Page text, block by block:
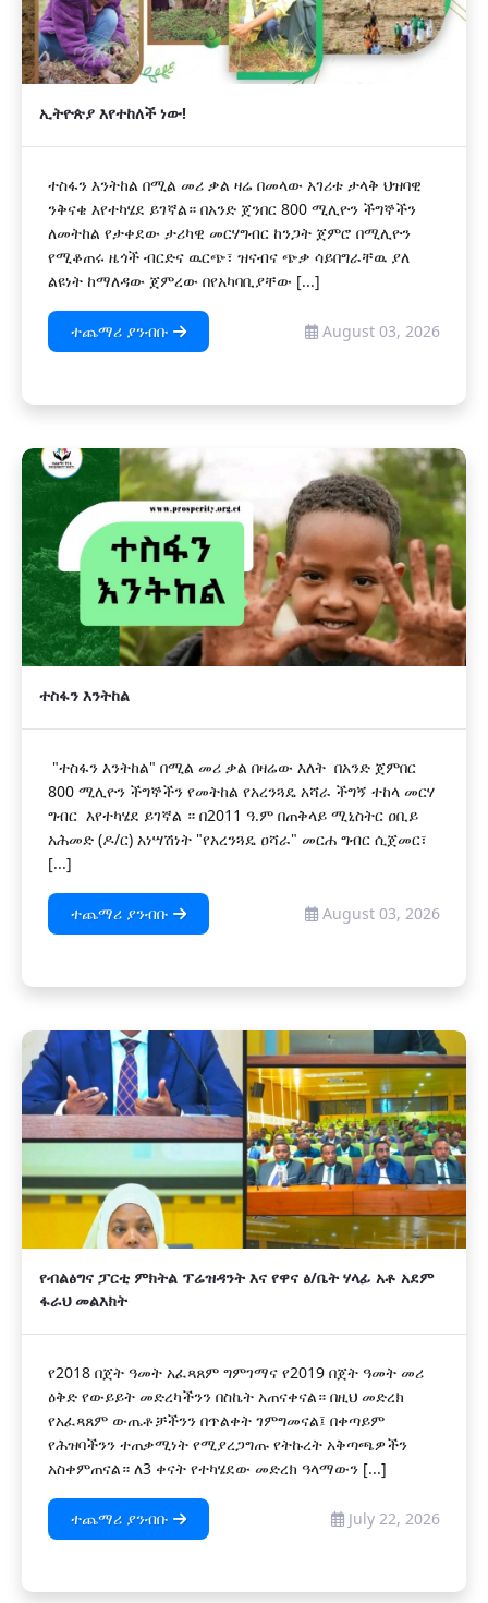
ኢትዮጵያ እየተከለች ነው!
ተስፋን እንትከል በሚል መሪ ቃል ዛሬ በመላው አገሪቱ ታላቅ ህዝባዊ
ንቅናቄ እየተካሄደ ይገኛል። በአንድ ጀንበር 800 ሚሊዮን ችግኞችን
ለመትከል የታቀደው ታሪካዊ መርሃግብር ከንጋት ጀምሮ በሚሊዮን
የሚቆጠሩ ዜጎች ብርድና ዉርጭ፣ ዝናብና ጭቃ ሳይበግራቸዉ ያለ
ልዩነት ከማለዳው ጀምረው በየአካባቢያቸው [...]
ተጨማሪ ያንብቡ August 03, 2026
ተስፋን እንትከል
"ተስፋን እንትከል" በሚል መሪ ቃል በዛሬው እለት በአንድ ጀምበር
800 ሚሊዮን ችግኞችን የመትከል የአረንጓዴ አሻራ ችግኝ ተከላ መርሃ
ግብር እየተካሄደ ይገኛል ። በ2011 ዓ.ም በጠቅላይ ሚኒስትር ዐቢይ
አሕመድ (ዶ/ር) አነሣሽነት "የአረንጓዴ ዐሻራ" መርሐ ግብር ሲጀመር፣
[...]
ተጨማሪ ያንብቡ August 03, 2026
የብልፅግና ፓርቲ ምክትል ፕሬዝዳንት እና የዋና ፅ/ቤት ሃላፊ አቶ አደም
ፋራህ መልእክት
የ2018 በጀት ዓመት አፈጻጸም ግምገማና የ2019 በጀት ዓመት መሪ
ዕቅድ የውይይት መድረካችንን በስኬት አጠናቀናል። በዚህ መድረክ
የአፈጻጸም ውጤቶቻችንን በጥልቀት ገምግመናል፤ በቀጣይም
የሕዝባችንን ተጠቃሚነት የሚያረጋግጡ የትኩረት አቅጣጫዎችን
አስቀምጠናል። ለ3 ቀናት የተካሄደው መድረክ ዓላማውን [...]
ተጨማሪ ያንብቡ July 22, 2026